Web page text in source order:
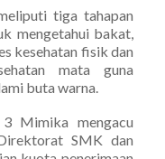
tiga tahapan
mengetahui bakat,
kesehatan fisik dan
mata guna
buta warna.
3 Mimika mengacu
SMK dan